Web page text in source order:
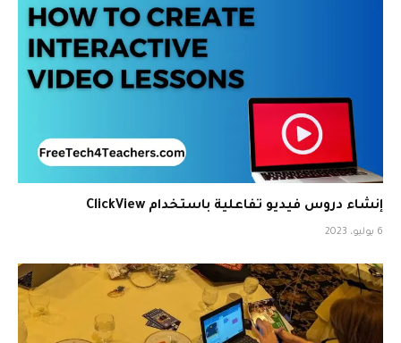
إنشاء دروس فيديو تفاعلية باستخدام ClickView
6 يوليو، 2023